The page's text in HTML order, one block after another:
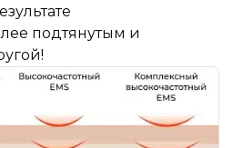
подтянутым и